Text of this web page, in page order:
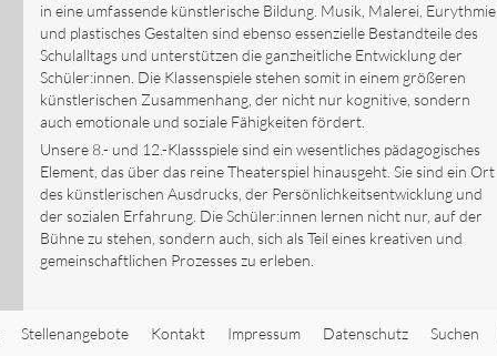
in eine umfassende künstlerische Bildung. Musik, Malerei, Eurythmie
und plastisches Gestalten sind ebenso essenzielle Bestandteile des
Schulalltags und unterstützen die ganzheitliche Entwicklung der
Schüler:innen. Die Klassenspiele stehen somit in einem größeren
künstlerischen Zusammenhang, der nicht nur kognitive, sondern
auch emotionale und soziale Fähigkeiten fördert.
Unsere 8.- und 12.-Klassspiele sind ein wesentliches pädagogisches
Element, das über das reine Theaterspiel hinausgeht. Sie sind ein Ort
des künstlerischen Ausdrucks, der Persönlichkeitsentwicklung und
der sozialen Erfahrung. Die Schüler:innen lernen nicht nur, auf der
Bühne zu stehen, sondern auch, sich als Teil eines kreativen und
gemeinschaftlichen Prozesses zu erleben.
Stellenangebote Kontakt Impressum Datenschutz Suchen